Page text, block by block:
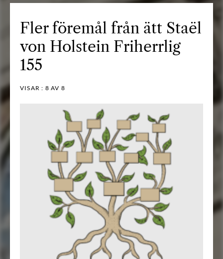
Fler föremål från ätt Staël
von Holstein Friherrlig
155
VISAR : 8 AV 8